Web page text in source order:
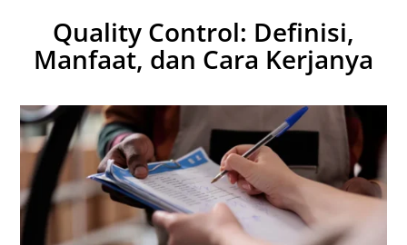
Quality Control: Definisi,
Manfaat, dan Cara Kerjanya